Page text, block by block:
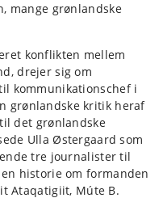
mange grønlandske
konflikten mellem
drejer sig om
kommunikationschef i
grønlandske kritik heraf
det grønlandske
Ulla Østergaard som
tre journalister til
historie om formanden
Ataqatigiit, Múte B.